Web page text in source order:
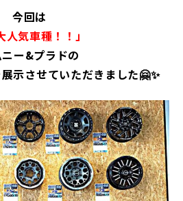
今回は
人気車種！！」
ー&プラドの
示させていただきました🤗✨